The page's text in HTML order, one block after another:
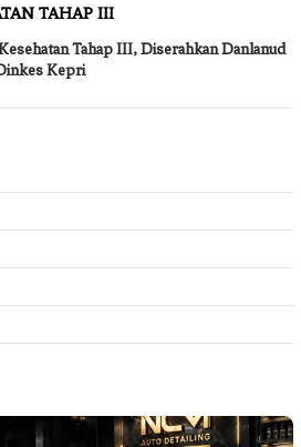
TAHAP III
Tahap III, Diserahkan Danlanud
Kepri